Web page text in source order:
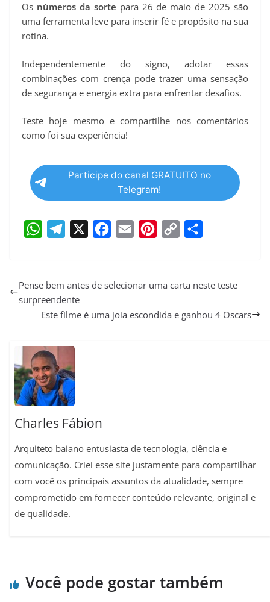
Os números da sorte para 26 de maio de 2025 são
uma ferramenta leve para inserir fé e propósito na sua
rotina.
Independentemente do signo, adotar essas
combinações com crença pode trazer uma sensação
de segurança e energia extra para enfrentar desafios.
Teste hoje mesmo e compartilhe nos comentários
como foi sua experiência!
Participe do canal GRATUITO no
Telegram!
a
t
p
l
e
g
a
m
c
b
a
l
n
e
p
L
a
e
Pense bem antes de selecionar uma carta neste teste
surpreendente
Este filme é uma joia escondida e ganhou 4 Oscars
Charles Fábion
Arquiteto baiano entusiasta de tecnologia, ciência e
comunicação. Criei esse site justamente para compartilhar
com você os principais assuntos da atualidade, sempre
comprometido em fornecer conteúdo relevante, original e
de qualidade.
Você pode gostar também